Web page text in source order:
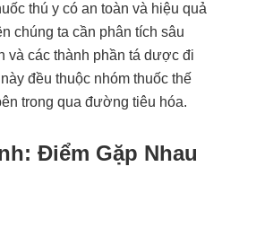
thú y có an toàn và hiệu quả
chúng ta cần phân tích sâu
và các thành phần tá dược đi
đều thuộc nhóm thuốc thế
trong qua đường tiêu hóa.
Điểm Gặp Nhau